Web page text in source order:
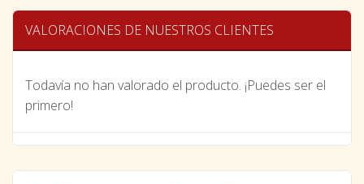
VALORACIONES DE NUESTROS CLIENTES
Todavía no han valorado el producto. ¡Puedes ser el
primero!